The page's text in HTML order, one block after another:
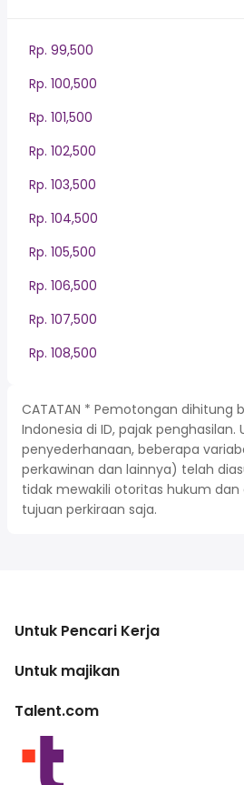
Rp. 99,500
Rp. 100,500
Rp. 101,500
Rp. 102,500
Rp. 103,500
Rp. 104,500
Rp. 105,500
Rp. 106,500
Rp. 107,500
Rp. 108,500
CATATAN * Pemotongan dihitung
Indonesia di ID, pajak penghasilan.
penyederhanaan, beberapa
perkawinan dan lainnya) telah
tidak mewakili otoritas hukum
tujuan perkiraan saja.
Untuk Pencari Kerja
Mencari pekerjaan
Untuk majikan
Perusahaan
program penerbit
Talent.com
Lebih banyak negara
Ketentuan Layanan